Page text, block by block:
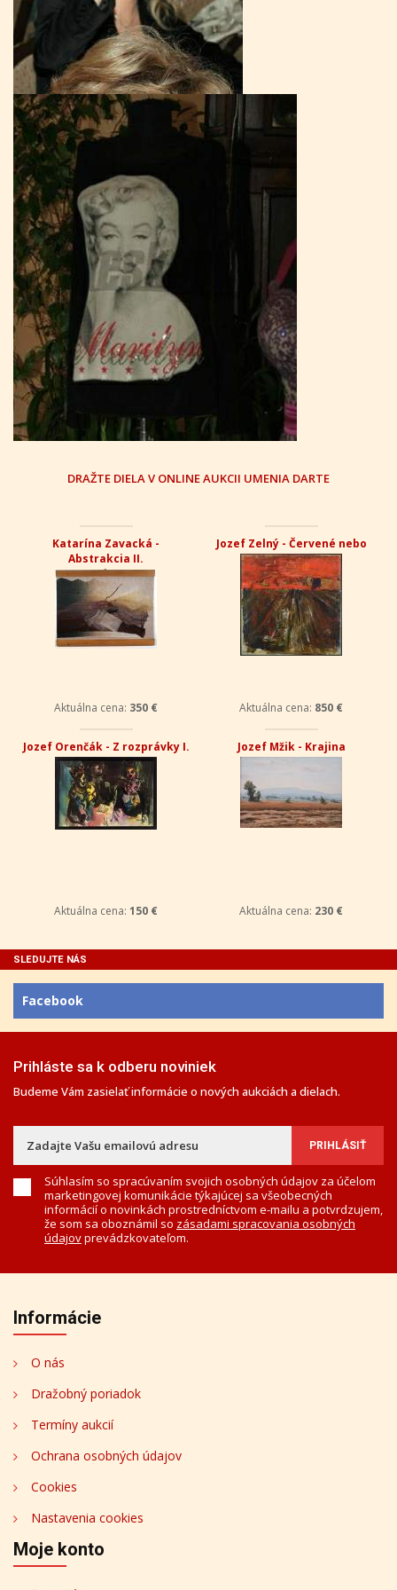
DRAŽTE DIELA V ONLINE AUKCII UMENIA DARTE
Katarína Zavacká -
Abstrakcia II.
Aktuálna cena: 350 €
Jozef Zelný - Červené nebo
Aktuálna cena: 850 €
Jozef Orenčák - Z rozprávky I.
Aktuálna cena: 150 €
Jozef Mžik - Krajina
Aktuálna cena: 230 €
SLEDUJTE NÁS
Facebook
Prihláste sa k odberu noviniek
Budeme Vám zasielať informácie o nových aukciách a dielach.
Súhlasím so spracúvaním svojich osobných údajov za účelom
marketingovej komunikácie týkajúcej sa všeobecných
informácií o novinkách prostredníctvom e-mailu a potvrdzujem,
že som sa oboznámil so zásadami spracovania osobných
údajovprevádzkovateľom.
Informácie
O nás
Dražobný poriadok
Termíny aukcií
Ochrana osobných údajov
Cookies
Nastavenia cookies
Moje konto